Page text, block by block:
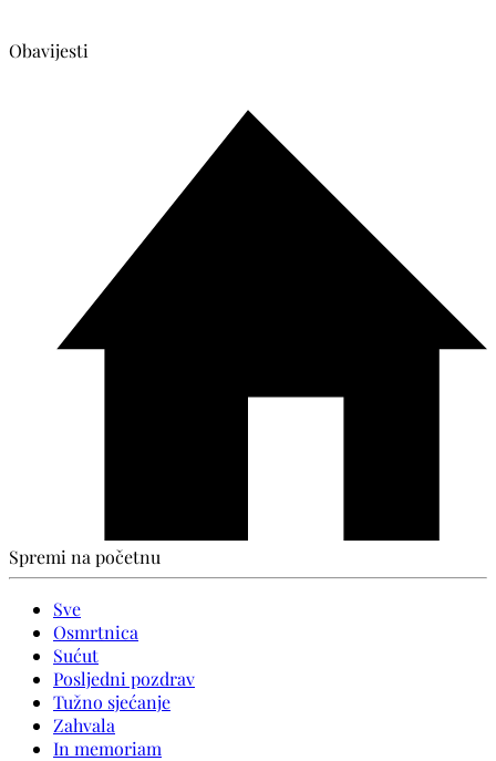
Obavijesti
Spremi na početnu
Sve
Osmrtnica
Sućut
Posljedni pozdrav
Tužno sjećanje
Zahvala
In memoriam